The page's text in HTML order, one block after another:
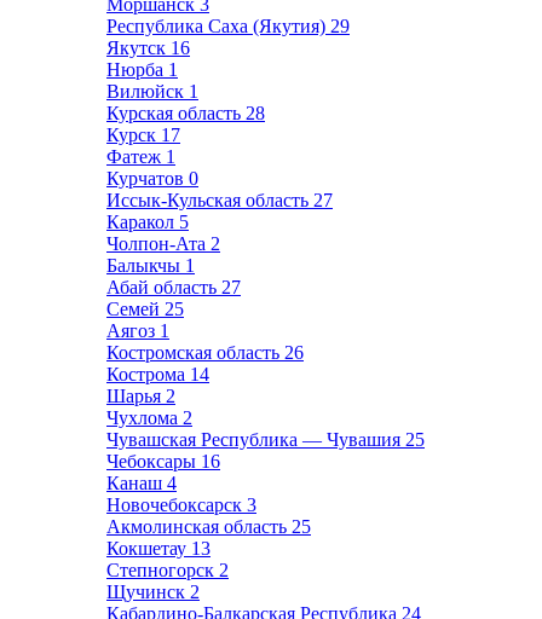
Моршанск 3
Республика Саха (Якутия) 29
Якутск 16
Нюрба 1
Вилюйск 1
Курская область 28
Курск 17
Фатеж 1
Курчатов 0
Иссык-Кульская область 27
Каракол 5
Чолпон-Ата 2
Балыкчы 1
Абай область 27
Семей 25
Аягоз 1
Костромская область 26
Кострома 14
Шарья 2
Чухлома 2
Чувашская Республика — Чувашия 25
Чебоксары 16
Канаш 4
Новочебоксарск 3
Акмолинская область 25
Кокшетау 13
Степногорск 2
Щучинск 2
Кабардино-Балкарская Республика 24